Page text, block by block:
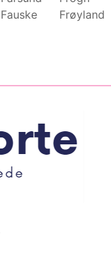
Fauske
Frøyland